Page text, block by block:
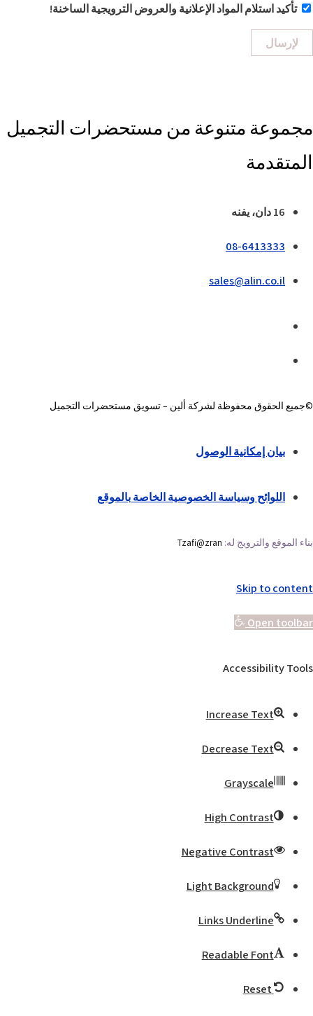
تأكيد استلام المواد الإعلانية والعروض الترويجية الساخنة!
لإرسال
مجموعة متنوعة من مستحضرات التجميل
المتقدمة
16 دان، يفنه
08-6413333
sales@alin.co.il
©جميع الحقوق محفوظة لشركة ألين – تسويق مستحضرات التجميل
بيان إمكانية الوصول
اللوائح وسياسة الخصوصية الخاصة بالموقع
بناء الموقع والترويج له: Tzafi@zran
Skip to content
Open toolbar
Accessibility Tools
Increase Text
Decrease Text
Grayscale
High Contrast
Negative Contrast
Light Background
Links Underline
Readable Font
Reset